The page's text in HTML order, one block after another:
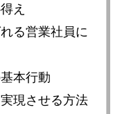
え
る営業社員に
本行動
現させる方法